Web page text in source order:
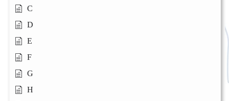
C
D
E
F
G
H